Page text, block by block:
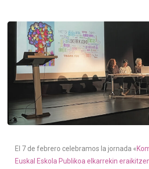
El 7 de febrero celebramos la jornada «
Euskal Eskola Publikoa elkarrekin